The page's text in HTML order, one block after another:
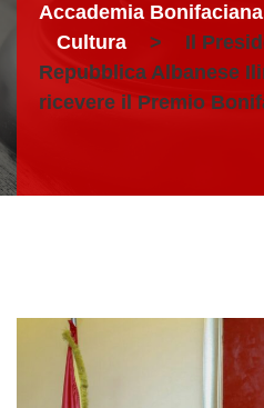
Accademia Bonifaciana
Cultura
>
Il
Repubblica Albanese
ricevere il Premio